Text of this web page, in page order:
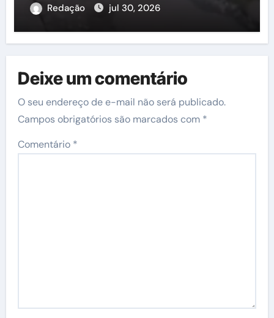
Redação jul 30, 2026
Deixe um comentário
O seu endereço de e-mail não será publicado.
Campos obrigatórios são marcados com *
Comentário *